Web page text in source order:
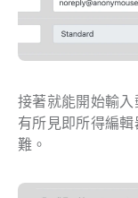
接著就能開始輸
有所見即所得編
難。